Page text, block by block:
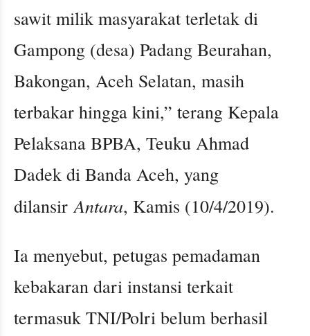
sawit milik masyarakat terletak di
Gampong (desa) Padang Beurahan,
Bakongan, Aceh Selatan, masih
terbakar hingga kini,” terang Kepala
Pelaksana BPBA, Teuku Ahmad
Dadek di Banda Aceh, yang
dilansirAntara, Kamis (10/4/2019).
Ia menyebut, petugas pemadaman
kebakaran dari instansi terkait
termasuk TNI/Polri belum berhasil